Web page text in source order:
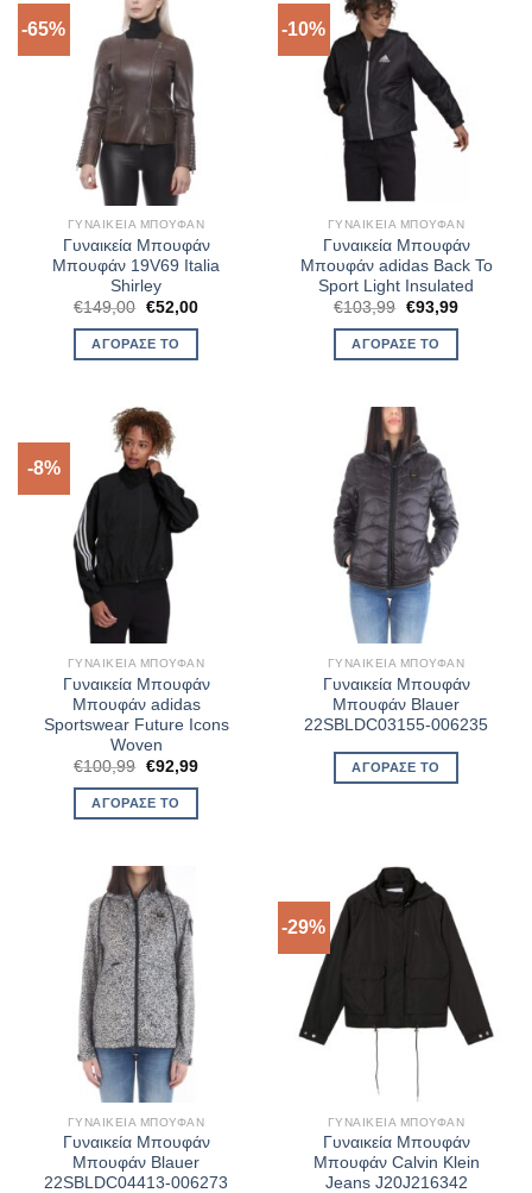
-65%
ΓΥΝΑΙΚΕΊΑ ΜΠΟΥΦΆΝ
Γυναικεία Μπουφάν
Μπουφάν 19V69 Italia
Shirley
€149,00 Original
was:
€149,00.
€52,00Η
ΑΓΌΡΑΣΈ ΤΟ
-10%
ΓΥΝΑΙΚΕΊΑ ΜΠΟΥΦΆΝ
Γυναικεία Μπουφάν
Μπουφάν adidas Back To
Sport Light Insulated
€103,99 Original
was:
€103,99.
€93,99Η
ΑΓΌΡΑΣΈ ΤΟ
-8%
ΓΥΝΑΙΚΕΊΑ ΜΠΟΥΦΆΝ
Γυναικεία Μπουφάν
Μπουφάν adidas
Sportswear Future Icons
Woven
€100,99 Original
was:
€100,99.
€92,99Η
ΑΓΌΡΑΣΈ ΤΟ
ΓΥΝΑΙΚΕΊΑ ΜΠΟΥΦΆΝ
Γυναικεία Μπουφάν
Μπουφάν Blauer
22SBLDC03155-006235
ΑΓΌΡΑΣΈ ΤΟ
ΓΥΝΑΙΚΕΊΑ ΜΠΟΥΦΆΝ
Γυναικεία Μπουφάν
Μπουφάν Blauer
22SBLDC04413-006273
-29%
ΓΥΝΑΙΚΕΊΑ ΜΠΟΥΦΆΝ
Γυναικεία Μπουφάν
Μπουφάν Calvin Klein
Jeans J20J216342